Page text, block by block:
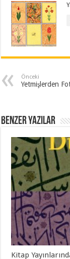
Önceki
Yetmişlerden
Benzer Yazılar
Kitap